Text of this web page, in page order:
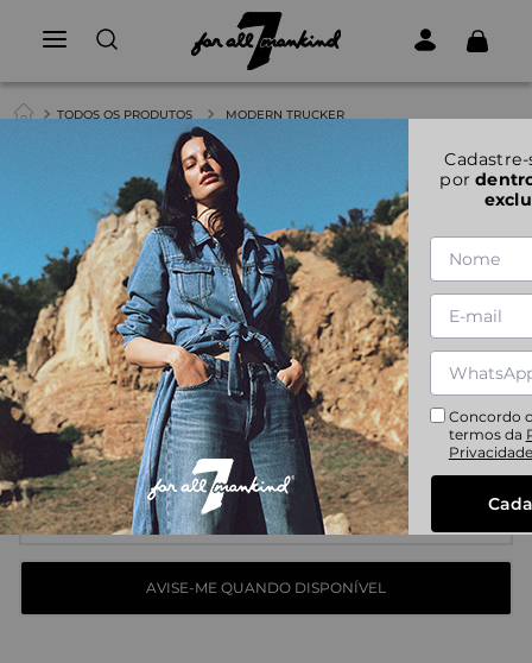
TODOS OS PRODUTOS MODERN TRUCKER
MODERN TRUCKER
XS S M L
por
Concordo
termos da
Privacidade